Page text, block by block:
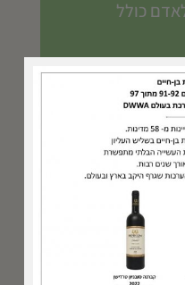
ש"ח לאדם כולל
יתכן ולא
מי
ספונטני,
מבטיחים
כולם